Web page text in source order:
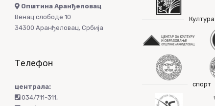
Општина Аранђеловац
Венац слободе 10
34300 Аранђеловац, Србија
Телефон
централа:
034/711-311,
Култура
спорт